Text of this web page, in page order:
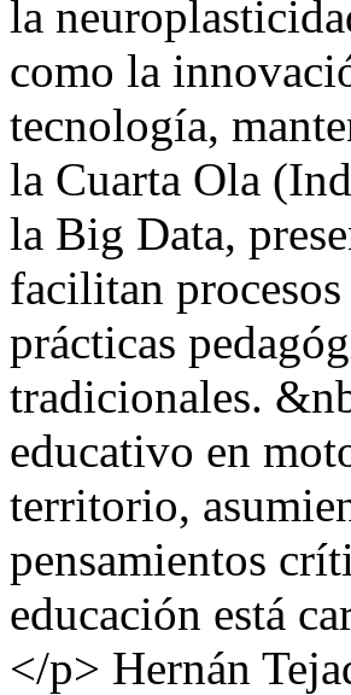
la
como la
tecnología,
la Cuarta Ola
la Big Data,
facilitan
prácticas
tradicionales.
educativo en
territorio,
pensamientos
educación está
</p> Hernán